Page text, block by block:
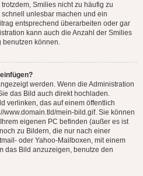
Smilies nicht zu häufig zu
unlesbar machen und ein
entsprechend überarbeiten oder gar
kann auch die Anzahl der Smilies
benutzen können.
werden. Wenn die Administration
das Bild auch direkt hochladen.
verlinken, das auf einem öffentlich
www.domain.tld/mein-bild.gif. Sie können
eigenen PC befinden (außer es ist
zu Bildern, die nur nach einer
oder Yahoo-Mailboxen, mit einem
das Bild anzuzeigen, benutze den